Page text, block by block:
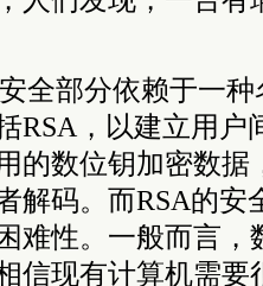
全部分依赖于一
RSA，以建立用户
的数位钥加密数据
解码。而RSA的安
难性。一般而言，
信现有计算机需要